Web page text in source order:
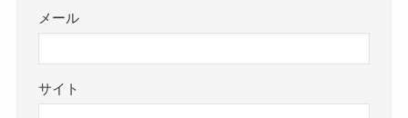
メール
サイト